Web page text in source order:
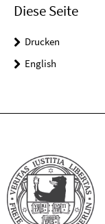
Diese Seite
Drucken
English